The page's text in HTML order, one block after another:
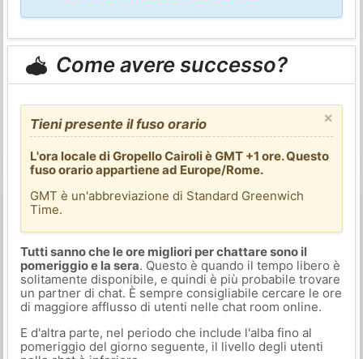
Come avere successo?
×
Tieni presente il fuso orario
L'ora locale di Gropello Cairoli è GMT +1 ore. Questo
fuso orario appartiene ad Europe/Rome.
GMT è un'abbreviazione di Standard Greenwich
Time.
Tutti sanno che le ore migliori per chattare sono il
pomeriggio e la sera. Questo è quando il tempo libero è
solitamente disponibile, e quindi è più probabile trovare
un partner di chat. È sempre consigliabile cercare le ore
di maggiore afflusso di utenti nelle chat room online.
E d'altra parte, nel periodo che include l'alba fino al
pomeriggio del giorno seguente, il livello degli utenti